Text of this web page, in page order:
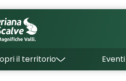
il territorio Eventi